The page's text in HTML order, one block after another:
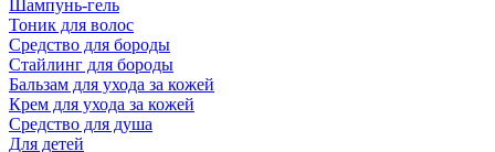
Шампунь-гель
Тоник для волос
Средство для бороды
Стайлинг для бороды
Бальзам для ухода за кожей
Крем для ухода за кожей
Средство для душа
Для детей